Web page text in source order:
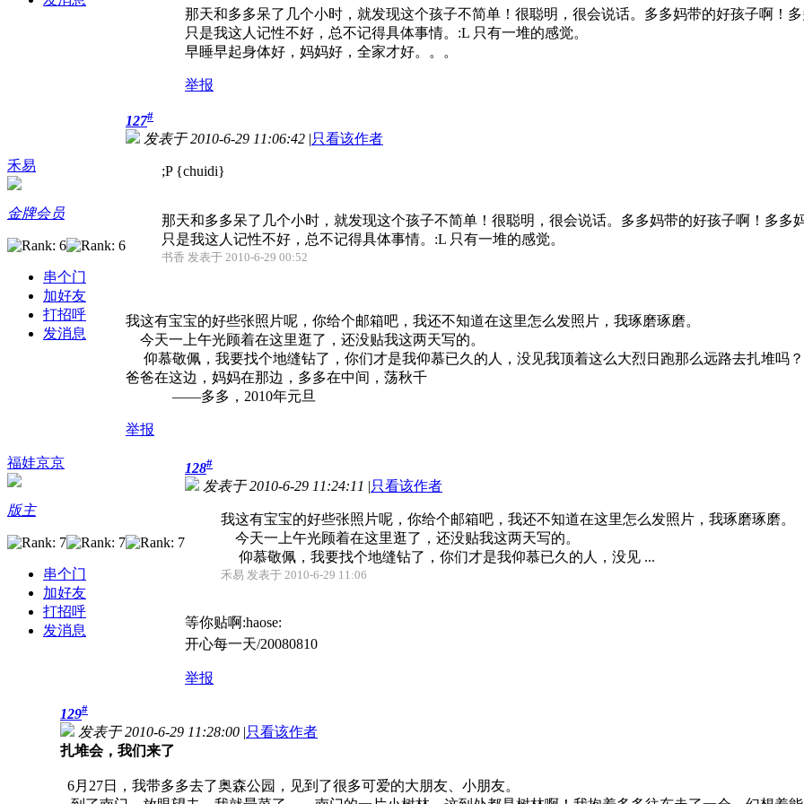
那天和多多呆了几个小时，就发现这个孩子不简单！很聪明，很会说话。多多妈带的好孩子啊！
只是我这人记性不好，总不记得具体事情。:L 只有一堆的感觉。
早睡早起身体好，妈妈好，全家才好。。。
举报
禾易
金牌会员
串个门
加好友
打招呼
发消息
127#
发表于 2010-6-29 11:06:42 |只看该作者
;P {chuidi}
那天和多多呆了几个小时，就发现这个孩子不简单！很聪明，很会说话。多多妈带的好孩子啊！多多
只是我这人记性不好，总不记得具体事情。:L 只有一堆的感觉。
书香 发表于 2010-6-29 00:52
我这有宝宝的好些张照片呢，你给个邮箱吧，我还不知道在这里怎么发照片，我琢磨琢磨。
今天一上午光顾着在这里逛了，还没贴我这两天写的。
仰慕敬佩，我要找个地缝钻了，你们才是我仰慕已久的人，没见我顶着这么大烈日跑那么远路去扎堆吗
爸爸在这边，妈妈在那边，多多在中间，荡秋千
——多多，2010年元旦
举报
福娃京京
版主
串个门
加好友
打招呼
发消息
128#
发表于 2010-6-29 11:24:11 |只看该作者
我这有宝宝的好些张照片呢，你给个邮箱吧，我还不知道在这里怎么发照片，我琢磨琢磨。
今天一上午光顾着在这里逛了，还没贴我这两天写的。
仰慕敬佩，我要找个地缝钻了，你们才是我仰慕已久的人，没见 ...
禾易 发表于 2010-6-29 11:06
等你贴啊:haose:
开心每一天/20080810
举报
129#
发表于 2010-6-29 11:28:00 |只看该作者
扎堆会，我们来了
6月27日，我带多多去了奥森公园，见到了很多可爱的大朋友、小朋友。